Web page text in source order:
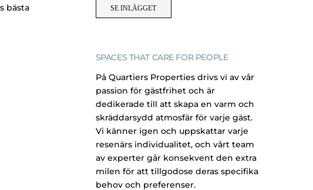
bästa
SE INLÄGGET
SPACES THAT CARE FOR PEOPLE
På Quartiers Properties drivs vi av vår
passion för gästfrihet och är
dedikerade till att skapa en varm och
skräddarsydd atmosfär för varje gäst.
Vi känner igen och uppskattar varje
resenärs individualitet, och vårt team
av experter går konsekvent den extra
milen för att tillgodose deras specifika
behov och preferenser.